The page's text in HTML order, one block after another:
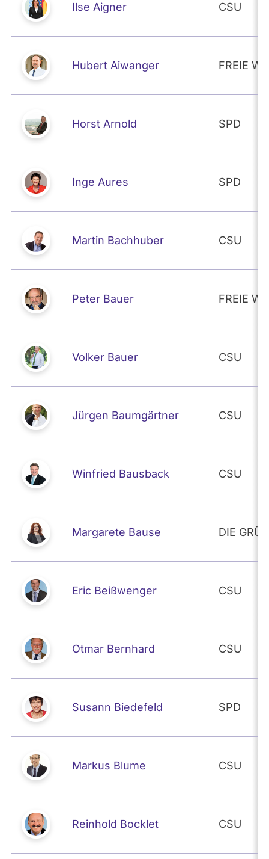
Ilse Aigner CSU
Hubert Aiwanger FREIE
Horst Arnold SPD
Inge Aures SPD
Martin Bachhuber CSU
Peter Bauer FREIE
Volker Bauer CSU
Jürgen Baumgärtner CSU
Winfried Bausback CSU
Margarete Bause DIE
Eric Beißwenger CSU
Otmar Bernhard CSU
Susann Biedefeld SPD
Markus Blume CSU
Reinhold Bocklet CSU